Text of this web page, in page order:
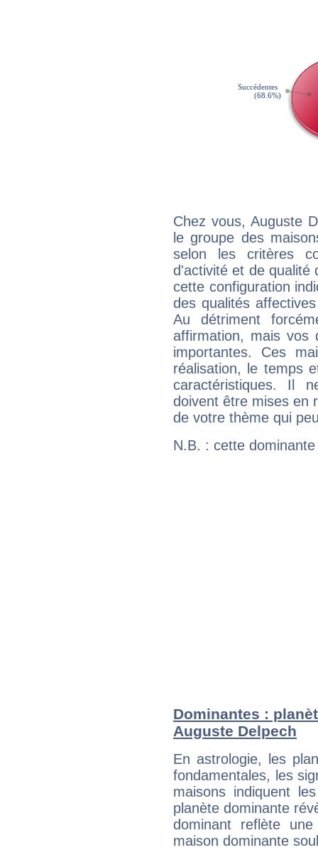
Chez vous, Auguste
le groupe des
selon les critères
d'activité et de qualité
cette configuration
des qualités
Au détriment
affirmation, mais
importantes. Ces
réalisation, le temps
caractéristiques. Il
doivent être mises en
de votre thème qui
N.B. : cette
Dominantes :
Auguste Delpech
En astrologie, les
fondamentales, les
maisons indiquent
planète dominante
dominant reflète
maison dominante